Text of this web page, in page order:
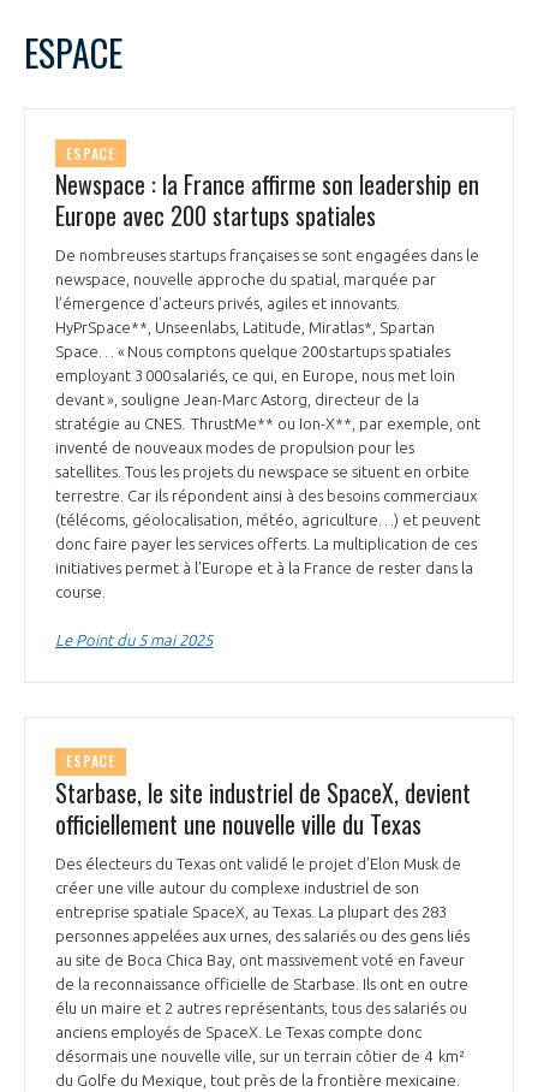
PRÉSENTATION
NOTRE VISION
NOS MISSIONS
NOTRE HISTOIRE
ORGANISATION
LE CONSEIL DU GIFAS
L’ÉQUIPE DU GIFAS
NOS RÉSEAUX À L'INTERNATIONAL
FONCTIONNEMENT
GEADS
COMITÉ AERO PME
STARTAIR
COMMISSIONS ET COMITÉS
ACCOMPAGNEMENT DE NOS ADHÉRENTS
LES PROGRAMMES DU GIFAS
UN ÉCOSYSTÈME INTÉGRÉ ET COHÉRENT
POURQUOI DEVENIR MEMBRE ?
LA MÉDIATION
LA MÉDIATION DANS LA FILIÈRE AÉRONAUTIQUE ET SPATIALE
LE MÉDIATEUR DE LA FILIÈRE AÉRONAUTIQUE ET SPATIALE
MÉDIATION ET CHARTE D’ENGAGEMENT SUR LES RELATIONS ENTRE
PRENDRE CONTACT AVEC LE MÉDIATEUR DE LA FILIÈRE
LE SALON DU BOURGET
L'OBSERVATOIRE
CHIFFRES CLÉS
LES ENJEUX
COMPÉTITIVITÉ
EMPLOI & FORMATION
ENVIRONNEMENT
INNOVATION
LES PUBLICATIONS
DOCUMENTS & BROCHURES
RAPPORTS D'ACTIVITÉS
1 2 3
4
12
16 17
20
28 29
ESPACE
ESPACE
Newspace : la France affirme son leadership en
Europe avec 200 startups spatiales
De nombreuses startups françaises se sont engagées dans le
newspace, nouvelle approche du spatial, marquée par
l’émergence d’acteurs privés, agiles et innovants.
HyPrSpace**, Unseenlabs, Latitude, Miratlas*, Spartan
Space… « Nous comptons quelque 200 startups spatiales
employant 3 000 salariés, ce qui, en Europe, nous met loin
devant », souligne Jean-Marc Astorg, directeur de la
stratégie au CNES. ThrustMe** ou Ion-X**, par exemple, ont
inventé de nouveaux modes de propulsion pour les
satellites. Tous les projets du newspace se situent en orbite
terrestre. Car ils répondent ainsi à des besoins commerciaux
(télécoms, géolocalisation, météo, agriculture…) et peuvent
donc faire payer les services offerts. La multiplication de ces
initiatives permet à l'Europe et à la France de rester dans la
course.
Le Point du 5 mai 2025
ESPACE
Starbase, le site industriel de SpaceX, devient
officiellement une nouvelle ville du Texas
Des électeurs du Texas ont validé le projet d’Elon Musk de
créer une ville autour du complexe industriel de son
entreprise spatiale SpaceX, au Texas. La plupart des 283
personnes appelées aux urnes, des salariés ou des gens liés
au site de Boca Chica Bay, ont massivement voté en faveur
de la reconnaissance officielle de Starbase. Ils ont en outre
élu un maire et 2 autres représentants, tous des salariés ou
anciens employés de SpaceX. Le Texas compte donc
désormais une nouvelle ville, sur un terrain côtier de 4 km²
du Golfe du Mexique, tout près de la frontière mexicaine.
Rejoignez une filière d’excellence et développez
Découvrez les avantages d'adhérer au GIFAS.
Rencontres, salons, données sectorielles,
programmes ...